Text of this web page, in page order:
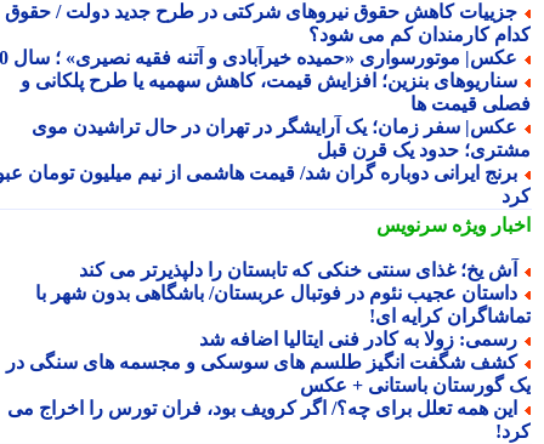
کاهش حقوق نیروهای شرکتی در طرح جدید دولت / حقوق
کارمندان کم می شود؟
موتورسواری «حمیده خیرآبادی و آتنه فقیه نصیری» ؛ سال 70
بنزین؛ افزایش قیمت، کاهش سهمیه یا طرح پلکانی و
قیمت ها
سفر زمان؛ یک آرایشگر در تهران در حال تراشیدن موی
حدود یک قرن قبل
ایرانی دوباره گران شد/ قیمت هاشمی از نیم میلیون تومان عبور
ویژهسرنویس
یخ؛ غذای سنتی خنکی که تابستان را دلپذیرتر می کند
عجیب نئوم در فوتبال عربستان/ باشگاهی بدون شهر با
کرایه ای!
زولا به کادر فنی ایتالیا اضافه شد
شگفت انگیز طلسم های سوسکی و مجسمه های سنگی در
گورستان باستانی + عکس
همه تعلل برای چه؟/ اگر کرویف بود، فران تورس را اخراج می